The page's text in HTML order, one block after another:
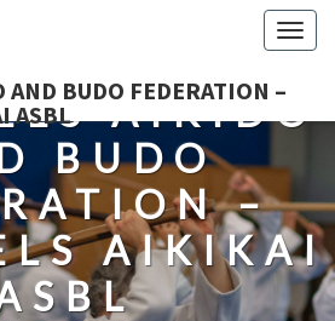
AND BUDO FEDERATION –
ASBL
AIKIDO
BUDO
–
AIKIKAI